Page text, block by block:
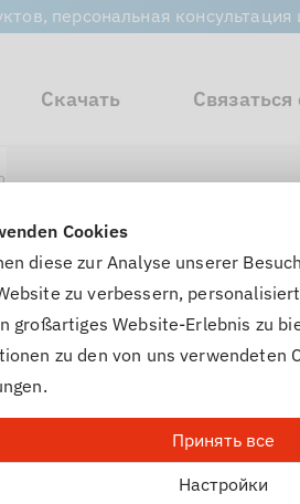
Cookies
diese zur Analyse unserer
zu verbessern,
großartiges Website-Erlebnis zu
zu den von uns verwendeten
Принять все
Настройки
персональная
Скачать Связаться
передач
GEAR FLUIDE
High-performance, reduced-
Use according to
Подходит для:
MB 236.16
MB 236.17